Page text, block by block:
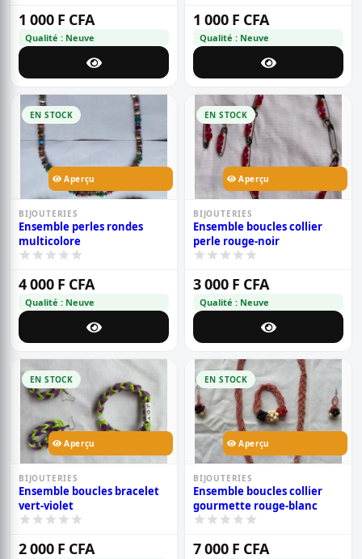
1 000 F CFA
Qualité : Neuve
1 000 F CFA
Qualité : Neuve
EN STOCK
Aperçu
BIJOUTERIES
Ensemble perles rondes
multicolore
4 000 F CFA
Qualité : Neuve
EN STOCK
Aperçu
BIJOUTERIES
Ensemble boucles collier
perle rouge-noir
3 000 F CFA
Qualité : Neuve
EN STOCK
Aperçu
BIJOUTERIES
Ensemble boucles bracelet
vert-violet
2 000 F CFA
EN STOCK
Aperçu
BIJOUTERIES
Ensemble boucles collier
gourmette rouge-blanc
7 000 F CFA